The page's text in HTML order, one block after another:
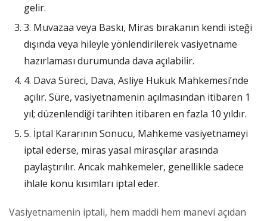
gelir.
3. Muvazaa veya Baskı, Miras bırakanın kendi isteği
dışında veya hileyle yönlendirilerek vasiyetname
hazırlaması durumunda dava açılabilir.
4. Dava Süreci, Dava, Asliye Hukuk Mahkemesi’nde
açılır. Süre, vasiyetnamenin açılmasından itibaren 1
yıl; düzenlendiği tarihten itibaren en fazla 10 yıldır.
5. İptal Kararının Sonucu, Mahkeme vasiyetnameyi
iptal ederse, miras yasal mirasçılar arasında
paylaştırılır. Ancak mahkemeler, genellikle sadece
ihlale konu kısımları iptal eder.
Vasiyetnamenin iptali, hem maddi hem manevi açıdan